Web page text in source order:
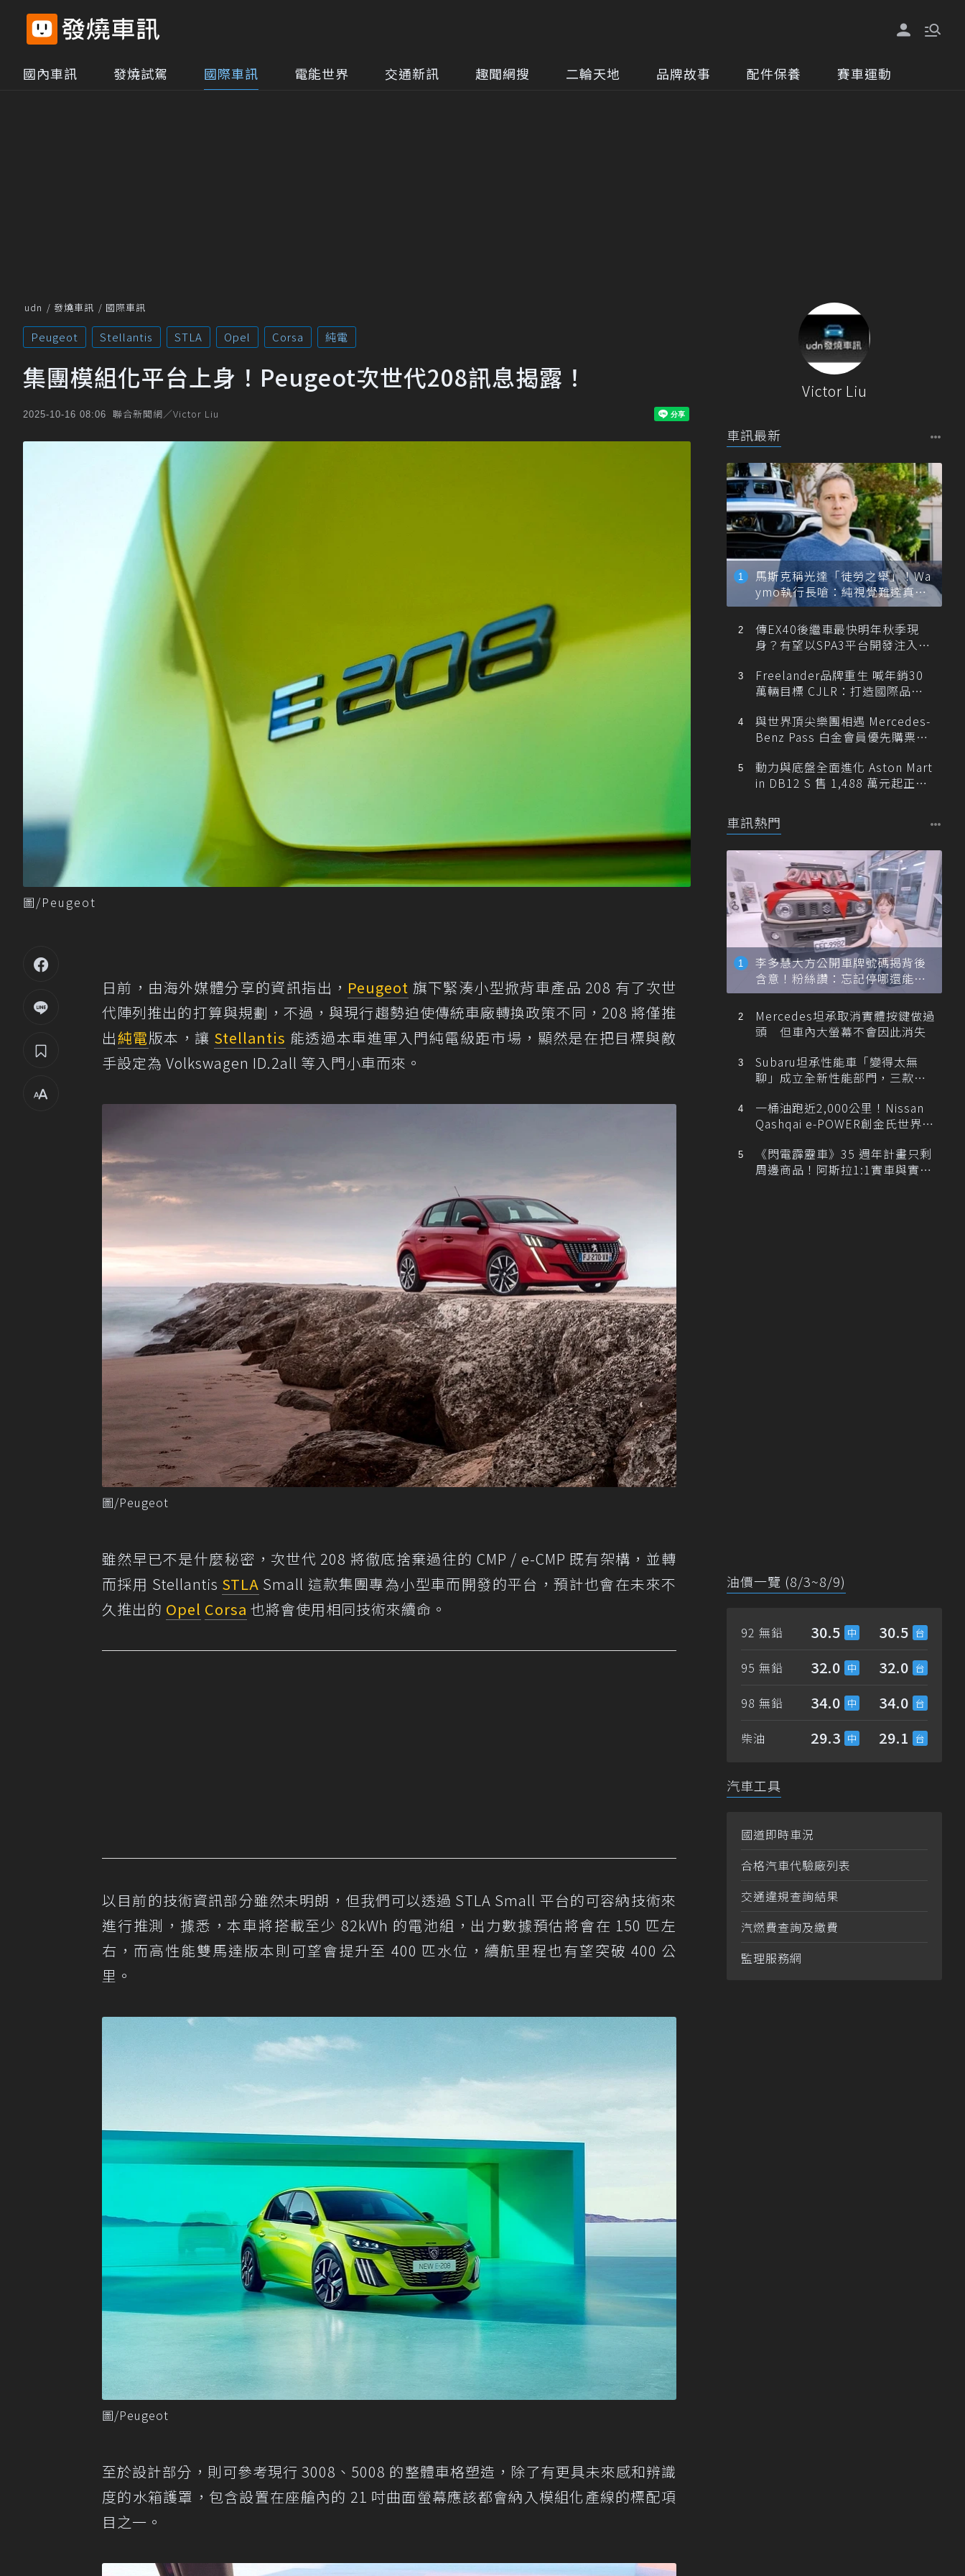
國內車訊 發燒試駕 國際車訊 電能世界 交通新訊 趣聞網搜 二輪天地 品牌故事 配件保養 賽車運動
udn 發燒車訊 國際車訊
Peugeot Stellantis STLA Opel Corsa 純電
集團模組化平台上身！Peugeot次世代208訊息揭露！
2025-10-16 08:06 聯合新聞網／Victor Liu
圖/Peugeot
日前，由海外媒體分享的資訊指出， Peugeot 旗下緊湊小型掀背車產品 208 有了次世
代陣列推出的打算與規劃，不過，與現行趨勢迫使傳統車廠轉換政策不同，208 將僅推
出純電版本，讓 Stellantis 能透過本車進軍入門純電級距市場，顯然是在把目標與敵
手設定為 Volkswagen ID.2all 等入門小車而來。
圖/Peugeot
雖然早已不是什麼秘密，次世代 208 將徹底捨棄過往的 CMP / e-CMP 既有架構，並轉
而採用 Stellantis STLA Small 這款集團專為小型車而開發的平台，預計也會在未來不
久推出的 Opel Corsa 也將會使用相同技術來續命。
以目前的技術資訊部分雖然未明朗，但我們可以透過 STLA Small 平台的可容納技術來
進行推測，據悉，本車將搭載至少 82kWh 的電池組，出力數據預估將會在 150 匹左
右，而高性能雙馬達版本則可望會提升至 400 匹水位，續航里程也有望突破 400 公
里。
圖/Peugeot
至於設計部分，則可參考現行 3008、5008 的整體車格塑造，除了有更具未來感和辨識
度的水箱護罩，包含設置在座艙內的 21 吋曲面螢幕應該都會納入模組化產線的標配項
目之一。
Victor Liu
車訊最新
馬斯克稱光達「徒勞之舉」！Wa
ymo執行長嗆：純視覺難達真正
自動駕駛
傳EX40後繼車最快明年秋季現
身？有望以SPA3平台開發注入80
Freelander品牌重生 喊年銷30
萬輛目標 CJLR：打造國際品牌
與世界頂尖樂團相遇 Mercedes-
Benz Pass 白金會員優先購票維
動力與底盤全面進化 Aston Mart
in DB12 S 售 1,488 萬元起正式
車訊熱門
李多慧大方公開車牌號碼揭背後
含意！粉絲讚：忘記停哪還能幫
忙找車
Mercedes坦承取消實體按鍵做過
頭 但車內大螢幕不會因此消失
Subaru坦承性能車「變得太無
聊」成立全新性能部門，三款手
一桶油跑近2,000公里！Nissan
Qashqai e-POWER創金氏世界紀
《閃電霹靂車》35 週年計畫只剩
周邊商品！阿斯拉1:1實車與實體
油價一覽 (8/3~8/9)
92 無鉛 30.5 30.5
95 無鉛 32.0 32.0
98 無鉛 34.0 34.0
柴油 29.3 29.1
汽車工具
國道即時車況
合格汽車代驗廠列表
交通違規查詢結果
汽燃費查詢及繳費
監理服務網